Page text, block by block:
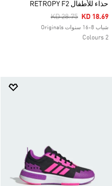
حذاء للأطفال RETROPY F2
Price Reduced From
KD 28.75ToKD 18.69
شباب 8-16 سنوات Originals
2 Colours